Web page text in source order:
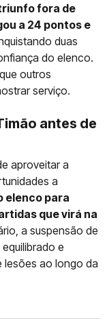
fora de
a 24 pontos e
duas
do elenco.
outros
serviço.
antes de
aproveitar a
a
elenco para
que virá na
a suspensão de
e
lesões ao longo da